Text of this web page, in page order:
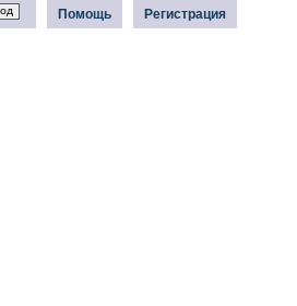
Регистрация
Помощь